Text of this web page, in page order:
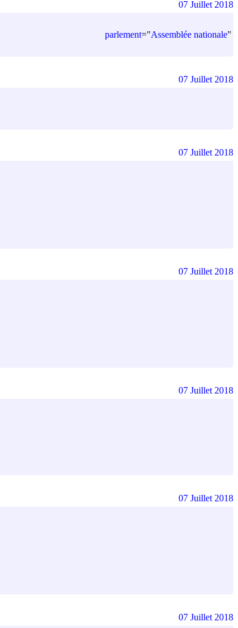
parlement="Assemblée nationale"
07 Juillet 2018
07 Juillet 2018
07 Juillet 2018
07 Juillet 2018
07 Juillet 2018
07 Juillet 2018
07 Juillet 2018